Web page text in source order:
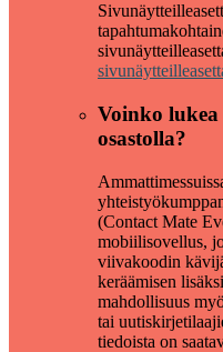
Voinko
osastolla?
(Contact Mate
mobiilisovellus,
viivakoodin
keräämisen
mahdollisuus
tai
tiedoista on